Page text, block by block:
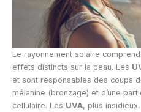
Le rayonnement solaire
effets distincts sur la peau. Les
et sont responsables des coups
mélanine (bronzage) et d’une
cellulaire. Les UVA, plus